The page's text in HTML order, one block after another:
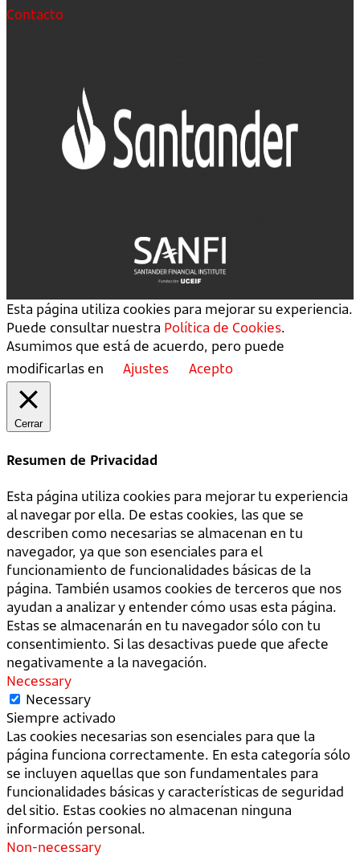
Contacto
Esta página utiliza cookies para mejorar su experiencia.
Puede consultar nuestra Política de Cookies.
Asumimos que está de acuerdo, pero puede
modificarlas en
Ajustes Acepto
Cerrar
Resumen de Privacidad
Esta página utiliza cookies para mejorar tu experiencia
al navegar por ella. De estas cookies, las que se
describen como necesarias se almacenan en tu
navegador, ya que son esenciales para el
funcionamiento de funcionalidades básicas de la
página. También usamos cookies de terceros que nos
ayudan a analizar y entender cómo usas esta página.
Estas se almacenarán en tu navegador sólo con tu
consentimiento. Si las desactivas puede que afecte
negativamente a la navegación.
Necessary
Necessary
Siempre activado
Las cookies necesarias son esenciales para que la
página funciona correctamente. En esta categoría sólo
se incluyen aquellas que son fundamentales para
funcionalidades básicas y características de seguridad
del sitio. Estas cookies no almacenan ninguna
información personal.
Non-necessary